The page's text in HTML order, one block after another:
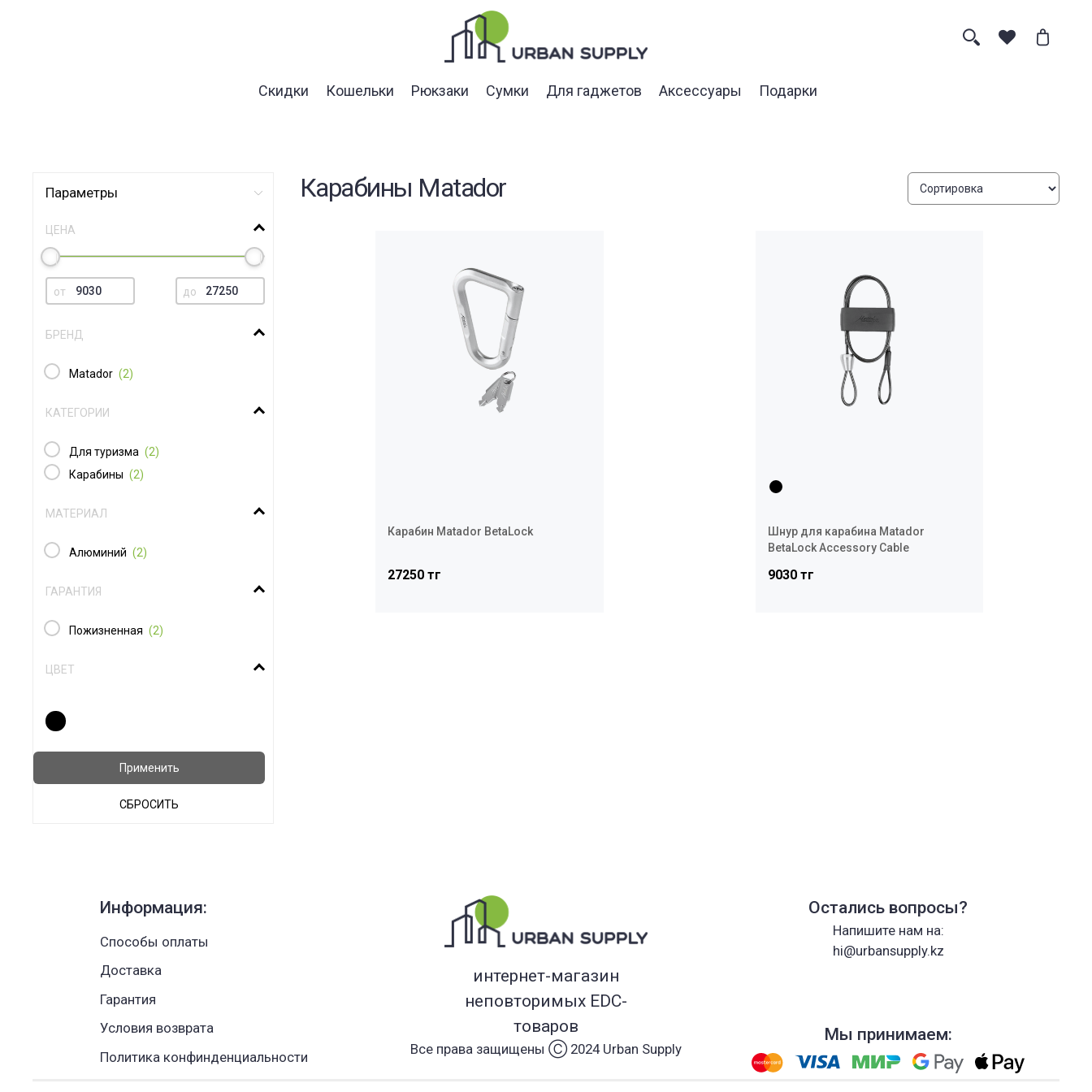
Скидки Кошельки Рюкзаки Сумки Для гаджетов Аксессуары Подарки
Параметры
ЦЕНА
от до
БРЕНД
Matador (2)
КАТЕГОРИИ
Для туризма (2)
Карабины (2)
МАТЕРИАЛ
Алюминий (2)
ГАРАНТИЯ
Пожизненная (2)
ЦВЕТ
Применить
СБРОСИТЬ
Карабины Matador
Карабин Matador BetaLock
27250 тг
Шнур для карабина Matador
BetaLock Accessory Cable
9030 тг
Информация:
Способы оплаты
Доставка
Гарантия
Условия возврата
Политика конфинденциальности
интернет-магазин
неповторимых EDC-
товаров
Все права защищены Ⓒ 2024 Urban Supply
Остались вопросы?
Напишите нам на:
hi@urbansupply.kz
Мы принимаем: